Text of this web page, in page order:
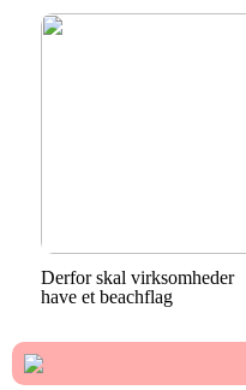
Derfor skal virksomheder
have et beachflag